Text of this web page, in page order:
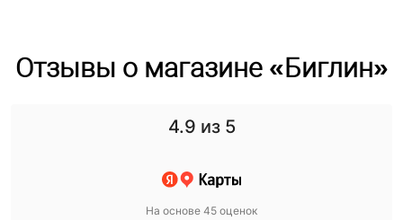
Отзывы о магазине «Биглин»
4.9 из 5
На основе 45 оценок